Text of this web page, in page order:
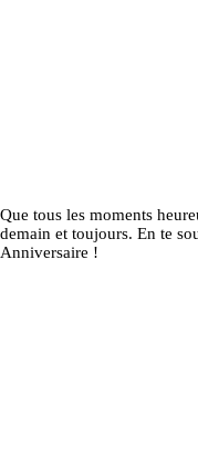
Que tous les moments
demain et toujours. En te
Anniversaire !